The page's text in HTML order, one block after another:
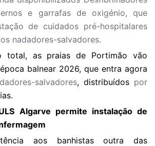
e garrafas de oxigénio, que
de cuidados pré-hospitalares
nadadores-salvadores.
total, as praias de Portimão vão
balnear 2026, que entra agora
salvadores, distribuídos por
Algarve permite instalação de
aos banhistas outra das